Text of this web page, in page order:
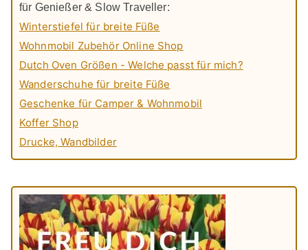
für Genießer & Slow Traveller:
Winterstiefel für breite Füße
Wohnmobil Zubehör Online Shop
Dutch Oven Größen - Welche passt für mich?
Wanderschuhe für breite Füße
Geschenke für Camper & Wohnmobil
Koffer Shop
Drucke, Wandbilder